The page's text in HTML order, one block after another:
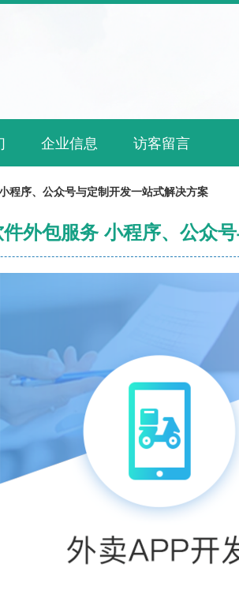
企业信息 访客留言
程序、公众号与定制开发一站式解决方案
外包服务 小程序、公众